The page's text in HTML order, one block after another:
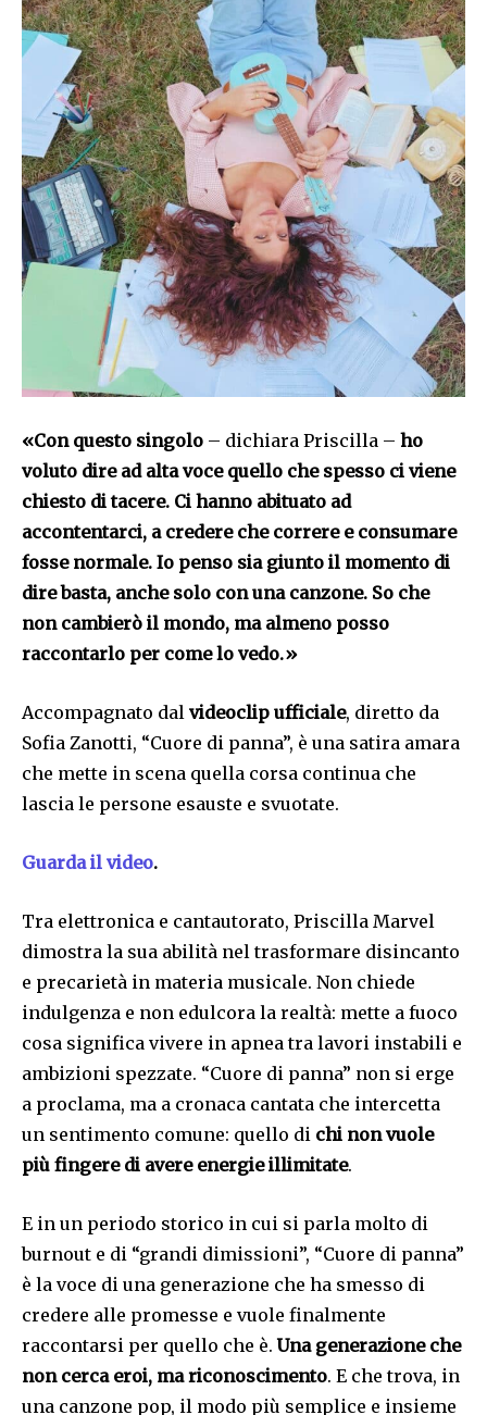
«Con questo singolo – dichiara Priscilla – ho
voluto dire ad alta voce quello che spesso ci viene
chiesto di tacere. Ci hanno abituato ad
accontentarci, a credere che correre e consumare
fosse normale. Io penso sia giunto il momento di
dire basta, anche solo con una canzone. So che
non cambierò il mondo, ma almeno posso
raccontarlo per come lo vedo.»
Accompagnato dal videoclip ufficiale, diretto da
Sofia Zanotti, “Cuore di panna”, è una satira amara
che mette in scena quella corsa continua che
lascia le persone esauste e svuotate.
Guarda il video.
Tra elettronica e cantautorato, Priscilla Marvel
dimostra la sua abilità nel trasformare disincanto
e precarietà in materia musicale. Non chiede
indulgenza e non edulcora la realtà: mette a fuoco
cosa significa vivere in apnea tra lavori instabili e
ambizioni spezzate. “Cuore di panna” non si erge
a proclama, ma a cronaca cantata che intercetta
un sentimento comune: quello di chi non vuole
più fingere di avere energie illimitate.
E in un periodo storico in cui si parla molto di
burnout e di “grandi dimissioni”, “Cuore di panna”
è la voce di una generazione che ha smesso di
credere alle promesse e vuole finalmente
raccontarsi per quello che è.Una generazione che
non cerca eroi, ma riconoscimento. E che trova, in
una canzone pop, il modo più semplice e insieme